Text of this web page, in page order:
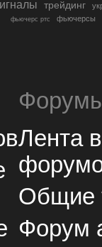
трейдинг
фьючерс ртс фьючерсы
Лента
Общие
Форум